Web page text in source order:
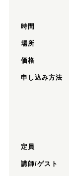
時間
場所
価格
申し込み方法
定員
講師/ゲスト